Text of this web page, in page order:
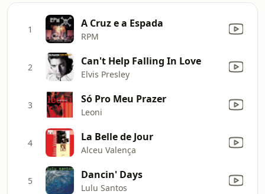
1 A Cruz e a Espada
RPM
2 Can't Help Falling In Love
Elvis Presley
3 Só Pro Meu Prazer
Leoni
4 La Belle de Jour
Alceu Valença
5 Dancin' Days
Lulu Santos